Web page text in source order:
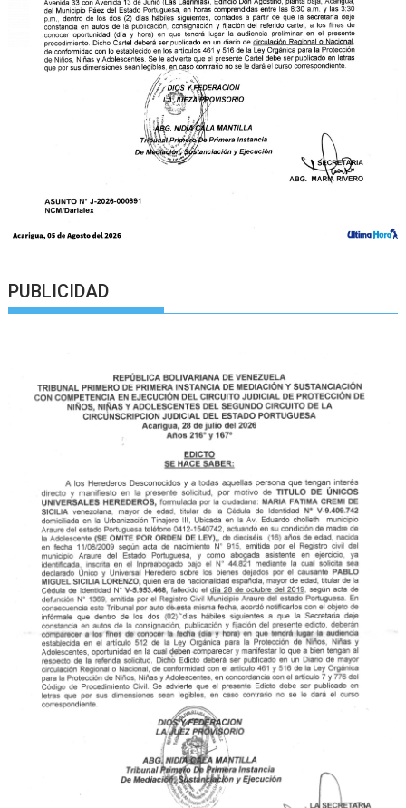
PUBLICIDAD